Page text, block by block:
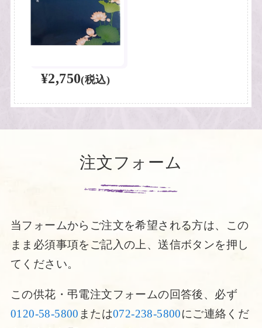
¥2,750(税込)
注文フォーム
当フォームからご注文を希望される方は、この
まま必須事項をご記入の上、送信ボタンを押し
てください。
この供花・弔電注文フォームの回答後、必ず
0120-58-5800 または072-238-5800にご連絡くだ